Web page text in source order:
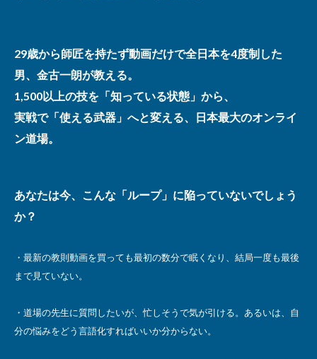
29歳から師匠を持たず動画だけで全日本を4度制した
男、金古一朗が教える。
1,500以上の技を「知っている状態」から、
実戦で「使える武器」へと変える、日本最大のオンライ
ン道場。
あなたは今、こんな「ループ」に陥っていないでしょう
か？
・最新の教則動画を買っても最初の数分で眠くなり、結局一度も最後
まで見ていない。
・道場の先生に質問したいが、忙しそうで気が引ける。あるいは、自
分の悩みをどう言語化すればいいか分からない。